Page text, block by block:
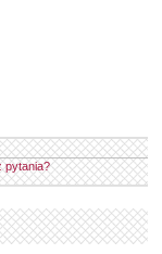
pytania?